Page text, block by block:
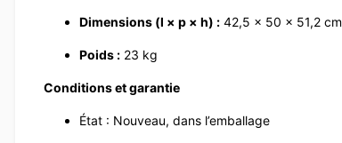
Dimensions (l × p × h) : 42,5 × 50 × 51,2 cm
Poids : 23 kg
Conditions et garantie
État : Nouveau, dans l’emballage